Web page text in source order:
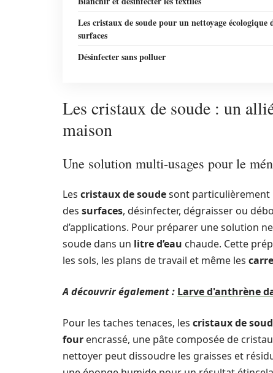
Les cristaux de soude pour un nettoyage écologique
surfaces
Désinfecter sans polluer
Les cristaux de soude : un
maison
Une solution multi-usages pour le
Les cristaux de soudesont
des surfaces, désinfecter, dégraisser ou
d’applications. Pour préparer une solution
soude dans un litre d’eau chaude. Cette
les sols, les plans de travail et même les
A découvrir également : Larve d'anthrène
Pour les taches tenaces, les cristaux de
four encrassé, une pâte composée de
nettoyer peut dissoudre les graisses et